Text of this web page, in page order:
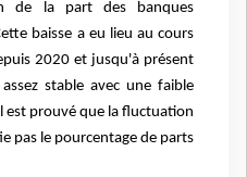
de la part des banques
baisse a eu lieu au cours
2020 et jusqu'à présent
stable avec une faible
est prouvé que la fluctuation
pas le pourcentage de parts